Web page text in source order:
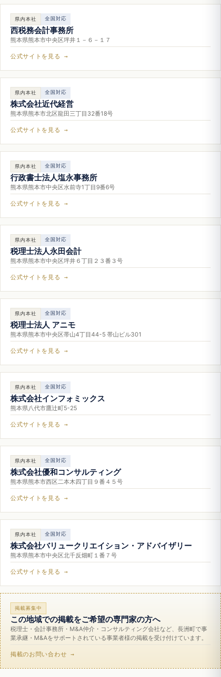
県内本社 全国対応
西税務会計事務所
熊本県熊本市中央区坪井１－６－１７
公式サイトを見る →
県内本社 全国対応
株式会社近代経営
熊本県熊本市北区龍田三丁目32番18号
公式サイトを見る →
県内本社 全国対応
行政書士法人塩永事務所
熊本県熊本市中央区水前寺1丁目9番6号
公式サイトを見る →
県内本社 全国対応
税理士法人永田会計
熊本県熊本市中央区坪井６丁目２３番３号
公式サイトを見る →
県内本社 全国対応
税理士法人 アニモ
熊本県熊本市中央区帯山4丁目44-5 帯山ビル301
公式サイトを見る →
県内本社 全国対応
株式会社インフォミックス
熊本県八代市鷹辻町5-25
公式サイトを見る →
県内本社 全国対応
株式会社優和コンサルティング
熊本県熊本市西区二本木四丁目９番４５号
公式サイトを見る →
県内本社 全国対応
株式会社バリュークリエイション・アドバイザリー
熊本県熊本市中央区北千反畑町１番７号
公式サイトを見る →
掲載募集中
この地域での掲載をご希望の専門家の方へ
税理士・会計事務所・M&A仲介・コンサルティング会社など、長洲町で事
業承継・M&Aをサポートされている事業者様の掲載を受け付けています。
掲載のお問い合わせ →